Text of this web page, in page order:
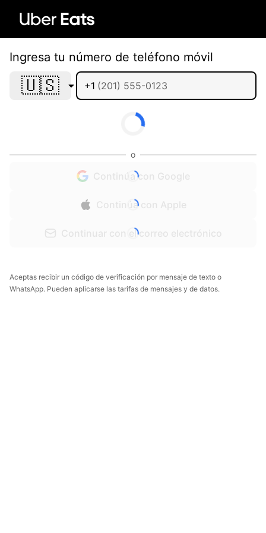
Ingresa tu número de teléfono móvil
🇺🇸 +1
o
Continúa con Google
Continúa con Apple
Continuar con el correo electrónico
Aceptas recibir un código de verificación por mensaje de texto o
WhatsApp. Pueden aplicarse las tarifas de mensajes y de datos.